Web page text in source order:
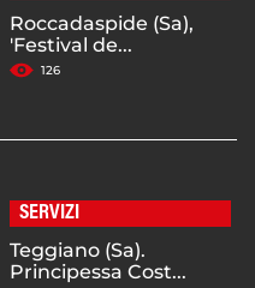
Roccadaspide (Sa),
'Festival de...
126
SERVIZI
Teggiano (Sa).
Principessa Cost...